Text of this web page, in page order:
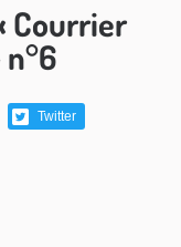
Courrier
Twitter